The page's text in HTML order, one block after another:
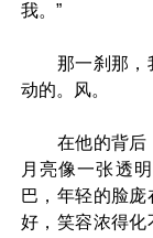
我。”
那一刹那，我
动的。风。
在他的背后，
月亮像一张透
巴，年轻的脸
好，笑容浓得